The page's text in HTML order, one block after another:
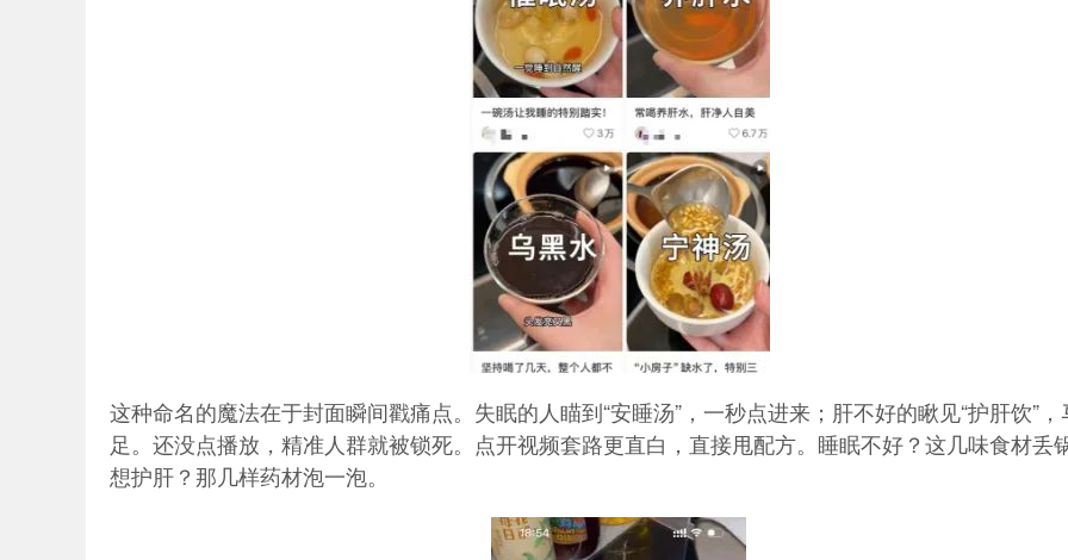
这种命名的魔法在于封面瞬间戳痛点。失眠的人瞄到“安睡汤”，一秒点进来；肝不好的瞅见“护肝饮”
足。还没点播放，精准人群就被锁死。点开视频套路更直白，直接甩配方。睡眠不好？这几味食材丢
想护肝？那几样药材泡一泡。